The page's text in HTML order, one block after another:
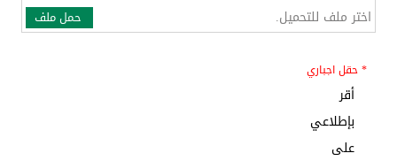
حمل ملف اختر ملف للتحميل.
* حقل اجباري
أقر
بإطلاعي
على